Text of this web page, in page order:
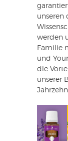
unseren
werden
Familie
und
die
unserer